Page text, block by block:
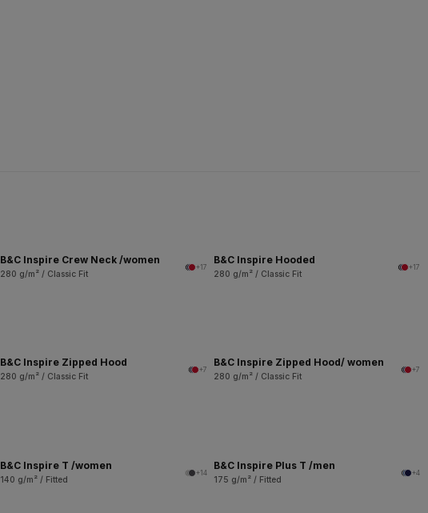
B&C Inspire Crew Neck /women
280 g/m² / Classic Fit
+17
B&C Inspire Hooded
280 g/m² / Classic Fit
+17
B&C Inspire Zipped Hood
280 g/m² / Classic Fit
+7
B&C Inspire Zipped Hood/ women
280 g/m² / Classic Fit
+7
B&C Inspire T /women
140 g/m² / Fitted
+14
B&C Inspire Plus T /men
175 g/m² / Fitted
+4